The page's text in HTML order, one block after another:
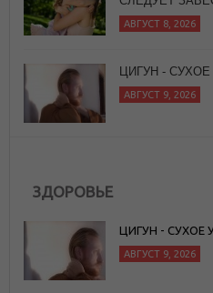
АВГУСТ 9, 2026
ОТКУДА
КРАТКАЯ
ЗДОРОВЬЕ
ЦИГУН - СУХОЕ
АВГУСТ 9, 2026